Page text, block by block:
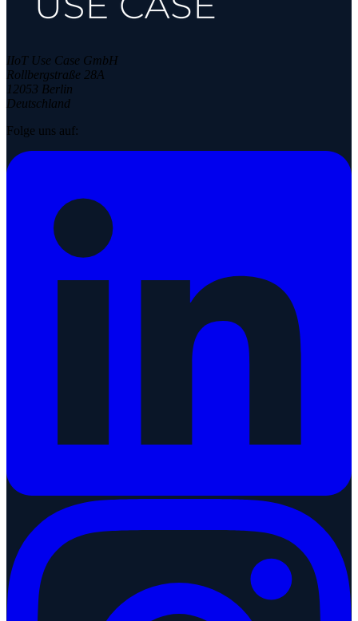
IIoT Use Case GmbH
Rollbergstraße 28A
12053 Berlin
Deutschland
Folge uns auf: